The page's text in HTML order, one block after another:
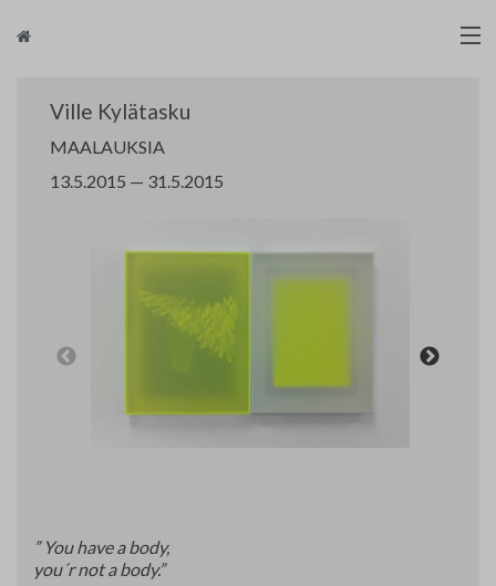
sisältöön
Tarvikevälitys
Ville Kylätasku
MAALAUKSIA
13.5.2015 — 31.5.2015
” You have a body,
you´r not a body.”